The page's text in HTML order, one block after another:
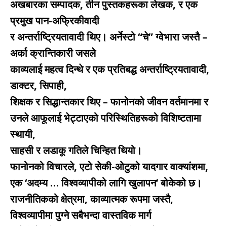
अखबारका सम्पादक, तीन पुस्तकहरूका लेखक, र एक
प्रमुख पान-अफ्रिकीवादी
र अन्तर्राष्ट्रियतावादी थिए। अर्नेस्टो “चे” ग्वेभारा जस्तै –
अर्का क्रान्तिकारी जसले
काव्यलाई महत्व दिन्थे र एक प्रतिबद्ध अन्तर्राष्ट्रियतावादी,
डाक्टर, सिपाही,
शिक्षक र सिद्धान्तकार थिए – फानोनको जीवन वर्तमानमा र
उनले आफूलाई भेट्टाएको परिस्थितिहरूको विशिष्टतामा
स्थायी,
साहसी र लडाकू गतिले चिन्हित थियो।
फानोनको विचारले, एटो सेकी-ओटुको यादगार वाक्यांशमा,
एक ‘अदम्य … विश्वव्यापीको लागि खुलापन’ बोकेको छ।
राजनीतिकको क्षेत्रमा, काव्यात्मक रूपमा जस्तै,
विश्वव्यापीमा पुग्ने सबैभन्दा वास्तविक मार्ग